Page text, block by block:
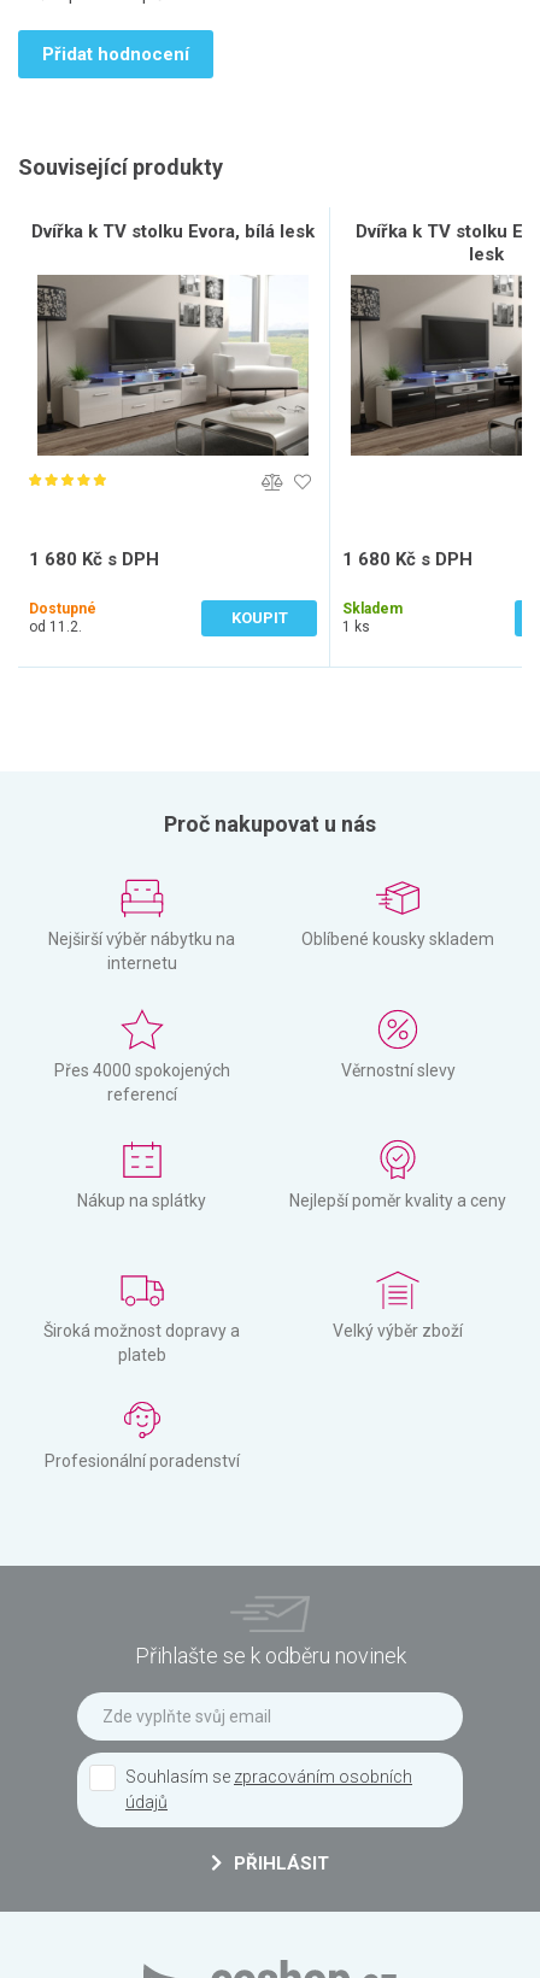
Přidat hodnocení
Související produkty
Dvířka k TV stolku Evora, bílá lesk
1 680 Kč s DPH
Dostupné
od 11.2.
KOUPIT
Dvířka k TV stolku
lesk
1 680 Kč s DPH
Skladem
1 ks
Proč nakupovat u nás
Nejširší výběr nábytku na
internetu
Oblíbené kousky skladem
Přes 4000 spokojených
referencí
Věrnostní slevy
Nákup na splátky Nejlepší poměr kvality a ceny
Široká možnost dopravy a
plateb
Velký výběr zboží
Profesionální poradenství
Přihlašte se k odběru novinek
Souhlasím se zpracováním osobních
údajů
PŘIHLÁSIT